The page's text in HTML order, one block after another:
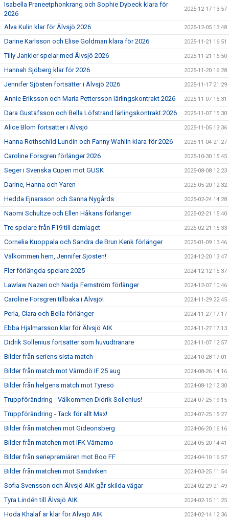
Isabella Praneetphonkrang och Sophie Dybeck klara för
2026
2025-12-17 13:57
Alva Kulin klar för Älvsjö 2026 2025-12-05 13:48
Darine Karlsson och Elise Goldman klara för 2026 2025-11-21 16:51
Tilly Jankler spelar med Älvsjö 2026 2025-11-21 16:50
Hannah Sjöberg klar för 2026 2025-11-20 16:28
Jennifer Sjösten fortsätter i Älvsjö 2026 2025-11-17 21:29
Annie Eriksson och Maria Pettersson lärlingskontrakt 2026 2025-11-07 15:31
Dara Gustafsson och Bella Löfstrand lärlingskontrakt 2026 2025-11-07 15:30
Alice Blom fortsätter i Älvsjö 2025-11-05 13:36
Hanna Rothschild Lundin och Fanny Wahlin klara för 2026 2025-11-04 21:27
Caroline Forsgren förlänger 2026 2025-10-30 15:45
Seger i Svenska Cupen mot GUSK 2025-08-08 12:23
Darine, Hanna och Yaren 2025-05-20 12:32
Hedda Ejnarsson och Sanna Nygårds 2025-02-24 14:28
Naomi Schultze och Ellen Håkans förlänger 2025-02-21 15:40
Tre spelare från F19 till damlaget 2025-02-21 15:33
Cornelia Kuoppala och Sandra de Brun Kenk förlänger 2025-01-09 13:46
Välkommen hem, Jennifer Sjösten! 2024-12-20 13:47
Fler förlängda spelare 2025 2024-12-12 15:37
Lawlaw Nazeri och Nadja Fernström förlänger 2024-12-07 10:46
Caroline Forsgren tillbaka i Älvsjö! 2024-11-29 22:45
Perla, Clara och Bella förlänger 2024-11-27 17:17
Ebba Hjalmarsson klar för Älvsjö AIK 2024-11-27 17:13
Didrik Sollenius fortsätter som huvudtränare 2024-11-07 12:57
Bilder från seriens sista match 2024-10-28 17:01
Bilder från match mot Värmdö IF 25 aug 2024-08-26 14:16
Bilder från helgens match mot Tyresö 2024-08-12 12:30
Truppförändring - Välkommen Didrik Sollenius! 2024-07-25 19:15
Truppförändring - Tack för allt Max! 2024-07-25 15:27
Bilder från matchen mot Gideonsberg 2024-06-20 16:16
Bilder från matchen mot IFK Värnamo 2024-05-20 14:41
Bilder från seriepremiären mot Boo FF 2024-04-10 16:57
Bilder från matchen mot Sandviken 2024-03-25 11:54
Sofia Svensson och Älvsjö AIK går skilda vägar 2024-02-29 21:49
Tyra Lindén till Älvsjö AIK 2024-02-15 11:25
Hoda Khalaf är klar för Älvsjö AIK 2024-02-14 12:36